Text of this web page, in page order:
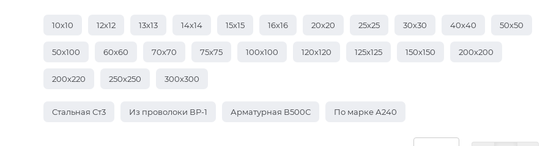
10х10 12х12 13х13 14х14 15х15 16х16 20х20 25х25 30х30 40х40 50х50
50х100 60х60 70х70 75х75 100х100 120х120 125х125 150х150 200х200
200х220 250х250 300х300
Стальная Ст3 Из проволоки ВР-1 Арматурная В500С По марке А240